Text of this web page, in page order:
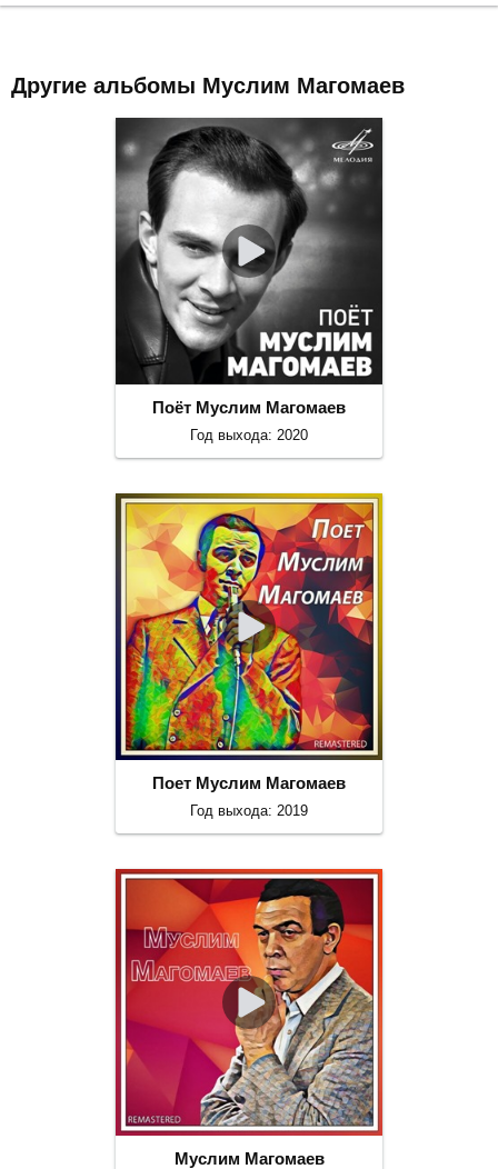
Другие альбомы Муслим Магомаев
Поёт Муслим Магомаев
Год выхода: 2020
Поет Муслим Магомаев
Год выхода: 2019
Муслим Магомаев